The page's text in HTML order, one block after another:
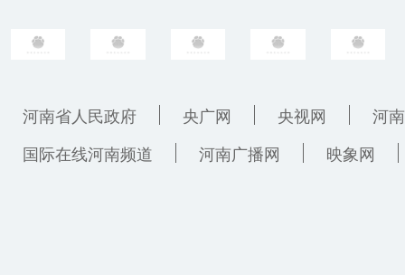
河南省人民政府 央广网 央视网
河
国际在线河南频道
河南广播网 映象网